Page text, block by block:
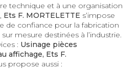
technique et à une organisation
Ets F. MORTELETTE s’impose
de confiance pour la fabrication
mesure destinées à l’industrie.
: Usinage pièces
affichage, Ets F.
propose aussi :